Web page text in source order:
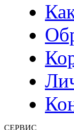
СЕРВИС